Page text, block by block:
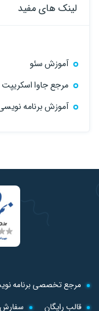
لینک های مفید
آموزش سئو
مرجع جاوا اسکریپت
آموزش برنامه
مرجع تخصصی برنامه
قالب رایگان
سفارش